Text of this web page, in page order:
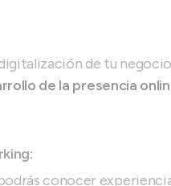
de tu
de la presencia
conocer